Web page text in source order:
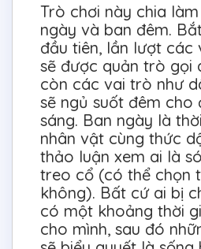
Trò chơi này chia
ngày và ban đêm.
đầu tiên, lần lượt
sẽ được quản trò gọi
còn các vai trò như
sẽ ngủ suốt đêm cho
sáng. Ban ngày là
nhân vật cùng thức
thảo luận xem ai là
treo cổ (có thể chọn
không). Bất cứ ai bị
có một khoảng thời
cho mình, sau đó